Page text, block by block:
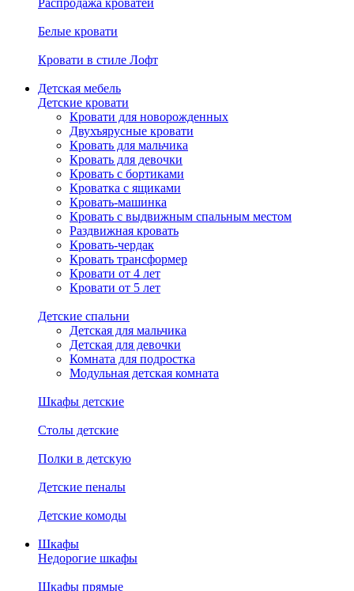
Распродажа кроватей
Белые кровати
Кровати в стиле Лофт
Детская мебель
Детские кровати
Кровати для новорожденных
Двухъярусные кровати
Кровать для мальчика
Кровать для девочки
Кровать с бортиками
Кроватка с ящиками
Кровать-машинка
Кровать с выдвижным спальным местом
Раздвижная кровать
Кровать-чердак
Кровать трансформер
Кровати от 4 лет
Кровати от 5 лет
Детские спальни
Детская для мальчика
Детская для девочки
Комната для подростка
Модульная детская комната
Шкафы детские
Столы детские
Полки в детскую
Детские пеналы
Детские комоды
Шкафы
Недорогие шкафы
Шкафы прямые